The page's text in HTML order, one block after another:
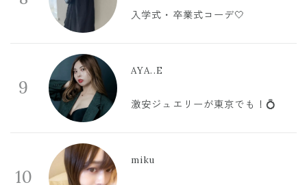
入学式・卒業式コーデ🤍
9
AYA..E
激安ジュエリーが東京でも！💍
10
miku